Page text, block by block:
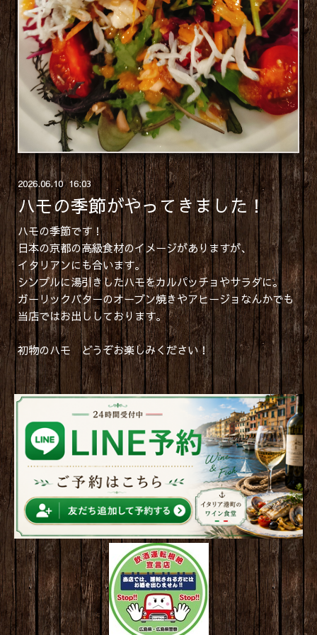
2026.06.10 16:03
ハモの季節がやってきました！
ハモの季節です！
日本の京都の高級食材のイメージがありますが、
イタリアンにも合います。
シンプルに湯引きしたハモをカルパッチョやサラダに。
ガーリックバターのオーブン焼きやアヒージョなんかでも
当店ではお出ししております。
初物のハモ どうぞお楽しみください！